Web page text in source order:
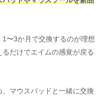
〜3か月で交換するのが理想
だけでエイムの感覚が戻る
マウスパッドと一緒に交換